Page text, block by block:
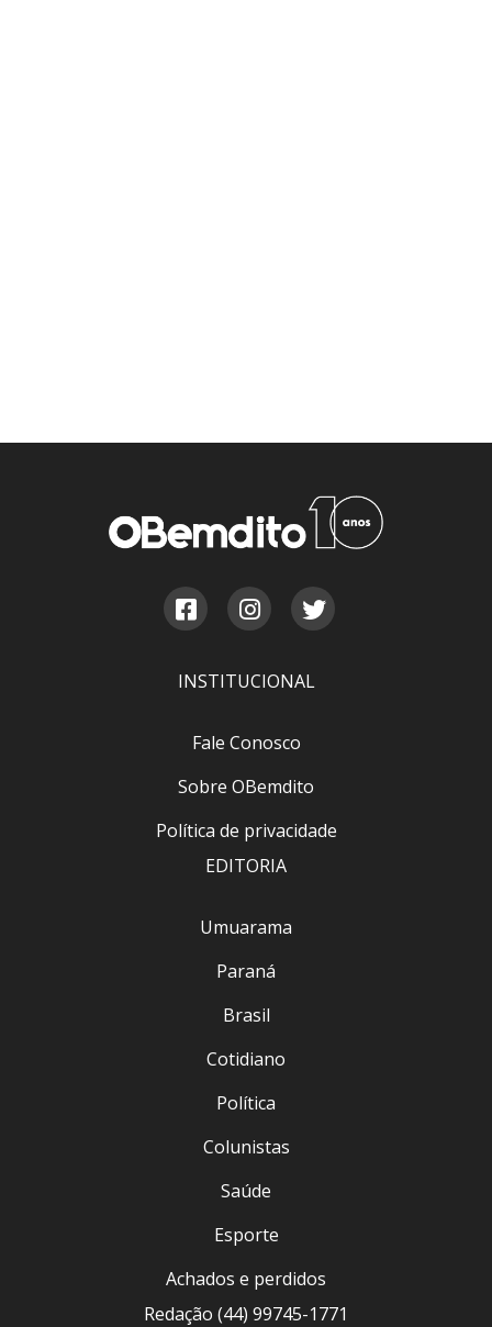
INSTITUCIONAL
Fale Conosco
Sobre OBemdito
Política de privacidade
EDITORIA
Umuarama
Paraná
Brasil
Cotidiano
Política
Colunistas
Saúde
Esporte
Achados e perdidos
Redação (44) 99745-1771